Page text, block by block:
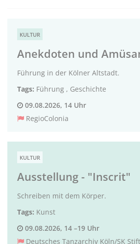
KULTUR
Anekdoten und
Führung in der Kölner Altstadt.
Tags: Führung , Geschichte
09.08.2026, 14 Uhr
RegioColonia
KULTUR
Ausstellung - "Inscrit"
Schreiben mit dem Körper.
Tags: Kunst
09.08.2026, 14 –19 Uhr
Deutsches Tanzarchiv Köln/SK